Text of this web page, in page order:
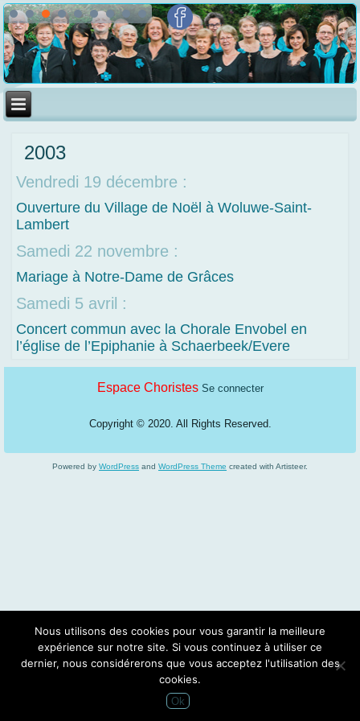
2003
Vendredi 19 décembre :
Ouverture du Village de Noël à Woluwe-Saint-
Lambert
Samedi 22 novembre :
Mariage à Notre-Dame de Grâces
Samedi 5 avril :
Concert commun avec la Chorale Envobel en
l’église de l’Epiphanie à Schaerbeek/Evere
Espace Choristes Se connecter
Copyright © 2020. All Rights Reserved.
Powered by WordPress and WordPress Theme created with Artisteer.
Nous utilisons des cookies pour vous garantir la meilleure
expérience sur notre site. Si vous continuez à utiliser ce
dernier, nous considérerons que vous acceptez l'utilisation des
cookies.
Ok